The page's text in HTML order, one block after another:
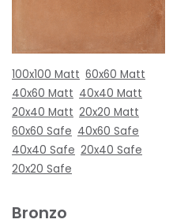
100x100 Matt 60x60 Matt
40x60 Matt 40x40 Matt
20x40 Matt 20x20 Matt
60x60 Safe 40x60 Safe
40x40 Safe 20x40 Safe
20x20 Safe
Bronzo